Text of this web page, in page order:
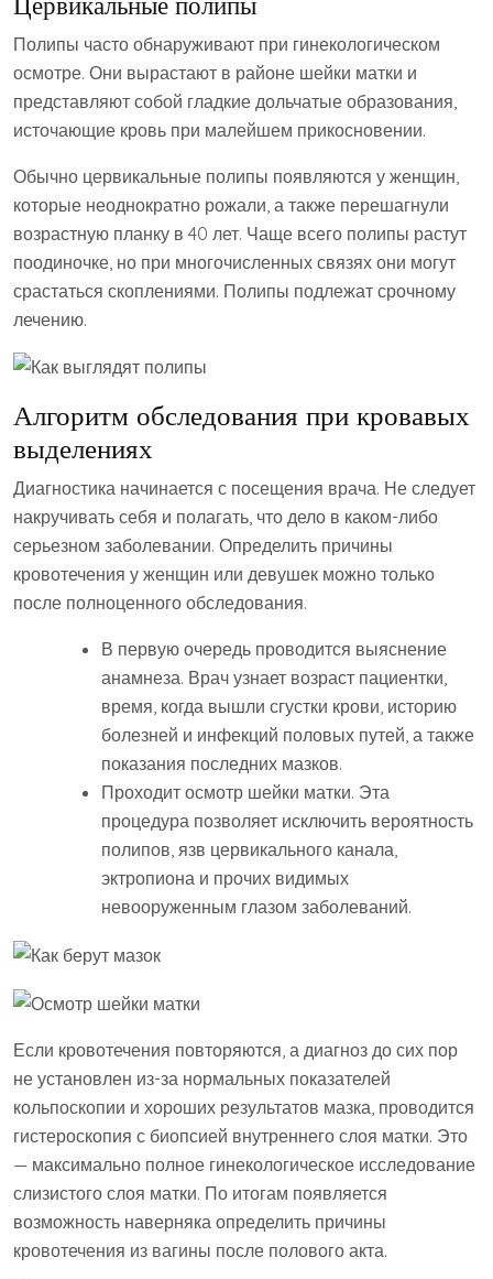
Полипы часто обнаруживают при гинекологическом
осмотре. Они вырастают в районе шейки матки и
представляют собой гладкие дольчатые образования,
источающие кровь при малейшем прикосновении.
Обычно цервикальные полипы появляются у женщин,
которые неоднократно рожали, а также перешагнули
возрастную планку в 40 лет. Чаще всего полипы растут
поодиночке, но при многочисленных связях они могут
срастаться скоплениями. Полипы подлежат срочному
лечению.
Алгоритм обследования при кровавых
выделениях
Диагностика начинается с посещения врача. Не следует
накручивать себя и полагать, что дело в каком-либо
серьезном заболевании. Определить причины
кровотечения у женщин или девушек можно только
после полноценного обследования.
В первую очередь проводится выяснение
анамнеза. Врач узнает возраст пациентки,
время, когда вышли сгустки крови, историю
болезней и инфекций половых путей, а также
показания последних мазков.
Проходит осмотр шейки матки. Эта
процедура позволяет исключить вероятность
полипов, язв цервикального канала,
эктропиона и прочих видимых
невооруженным глазом заболеваний.
Если кровотечения повторяются, а диагноз до сих пор
не установлен из-за нормальных показателей
кольпоскопии и хороших результатов мазка, проводится
гистероскопия с биопсией внутреннего слоя матки. Это
— максимально полное гинекологическое исследование
слизистого слоя матки. По итогам появляется
возможность наверняка определить причины
кровотечения из вагины после полового акта.